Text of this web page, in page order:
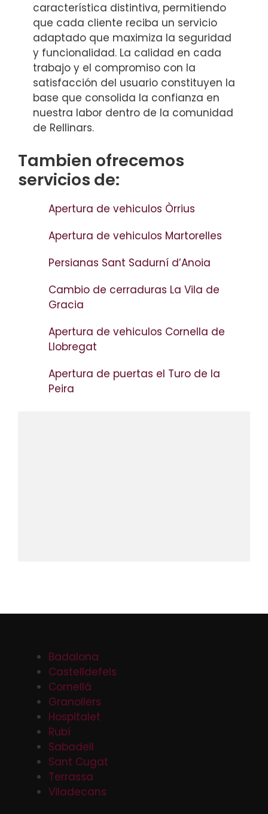
característica distintiva, permitiendo
que cada cliente reciba un servicio
adaptado que maximiza la seguridad
y funcionalidad. La calidad en cada
trabajo y el compromiso con la
satisfacción del usuario constituyen la
base que consolida la confianza en
nuestra labor dentro de la comunidad
de Rellinars.
Tambien ofrecemos
servicios de:
Apertura de vehiculos Òrrius
Apertura de vehiculos Martorelles
Persianas Sant Sadurní d’Anoia
Cambio de cerraduras La Vila de
Gracia
Apertura de vehiculos Cornella de
Llobregat
Apertura de puertas el Turo de la
Peira
Badalona
Castelldefels
Cornellá
Granollers
Hospitalet
Rubí
Sabadell
Sant Cugat
Terrassa
Viladecans